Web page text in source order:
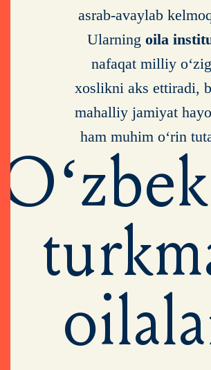
asrab-avaylab
Ularning oila
nafaqat milliy
xoslikni aks ettiradi,
mahalliy jamiyat
ham muhim o‘rin